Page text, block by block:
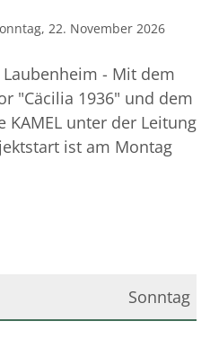
22. November 2026
- Mit dem
"Cäcilia 1936" und dem
unter der Leitung
ist am Montag
Sonntag